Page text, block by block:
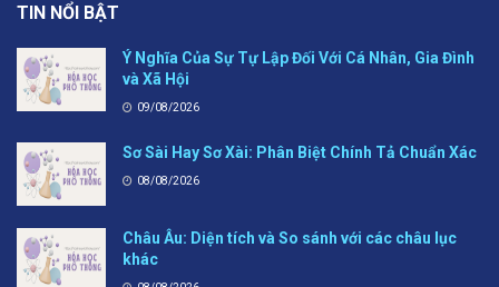
TIN NỔI BẬT
Ý Nghĩa Của Sự Tự Lập Đối Với Cá Nhân, Gia Đình
và Xã Hội
09/08/2026
Sơ Sài Hay Sơ Xài: Phân Biệt Chính Tả Chuẩn Xác
08/08/2026
Châu Âu: Diện tích và So sánh với các châu lục
khác